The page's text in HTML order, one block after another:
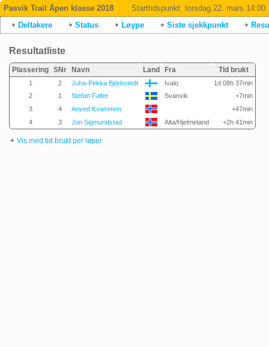
Pasvik Trail Åpen klasse 2018 Starttidspunkt: torsdag 22. mars 14:00
Deltakere
Status Løype Siste sjekkpunkt
Resultatliste
Plassering SNr Navn Land Fra Tid brukt
1 2 Juha-Pekka Björkstedt Ivalo
1d 08h 37min
2
1 Stefan Falter Svanvik
+7min
3
4 Anved Kvammen
+47min
4
3 Jon Sigmundstad Alta/Hjelmeland +2h 41min
Vis med tid brukt per løper